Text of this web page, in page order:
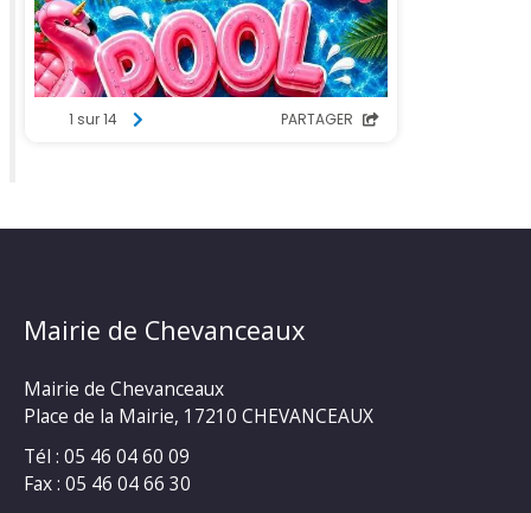
Mairie de Chevanceaux
Mairie de Chevanceaux
Place de la Mairie, 17210 CHEVANCEAUX
Tél : 05 46 04 60 09
Fax : 05 46 04 66 30